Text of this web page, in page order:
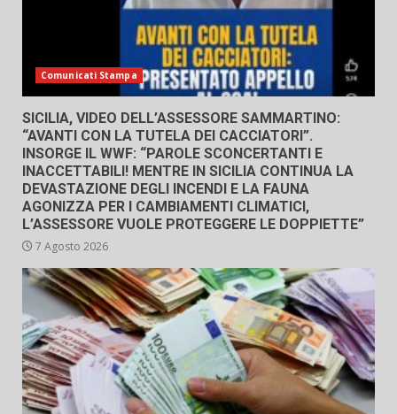
Comunicati Stampa
SICILIA, VIDEO DELL’ASSESSORE SAMMARTINO:
“AVANTI CON LA TUTELA DEI CACCIATORI”.
INSORGE IL WWF: “PAROLE SCONCERTANTI E
INACCETTABILI! MENTRE IN SICILIA CONTINUA LA
DEVASTAZIONE DEGLI INCENDI E LA FAUNA
AGONIZZA PER I CAMBIAMENTI CLIMATICI,
L’ASSESSORE VUOLE PROTEGGERE LE DOPPIETTE”
7 Agosto 2026